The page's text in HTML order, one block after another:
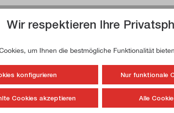
Wir respektieren Ihre
um Ihnen die bestmögliche Funktionalität
konfigurieren Nur funktionale
Cookies akzeptieren Alle